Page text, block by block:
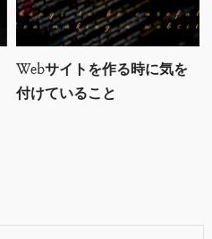
Webサイトを作る時に気を
付けていること